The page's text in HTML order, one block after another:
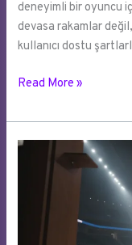
deneyimli bir oyuncu
devasa rakamlar
kullanıcı dostu
Dijital
Dünyasında
Kazanç
Karşılaştırması
Read More »